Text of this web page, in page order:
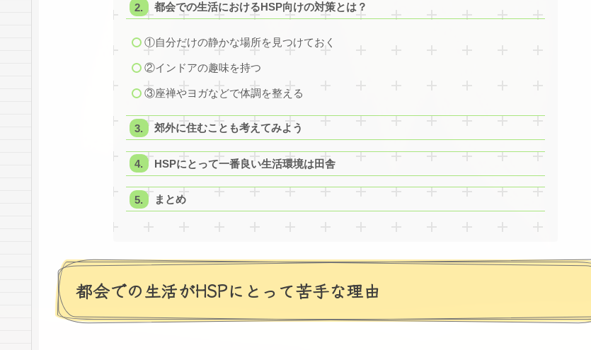
都会での生活におけるHSP向けの対策とは？
①自分だけの静かな場所を見つけておく
②インドアの趣味を持つ
③座禅やヨガなどで体調を整える
郊外に住むことも考えてみよう
HSPにとって一番良い生活環境は田舎
まとめ
都会での生活がHSPにとって苦手な理由